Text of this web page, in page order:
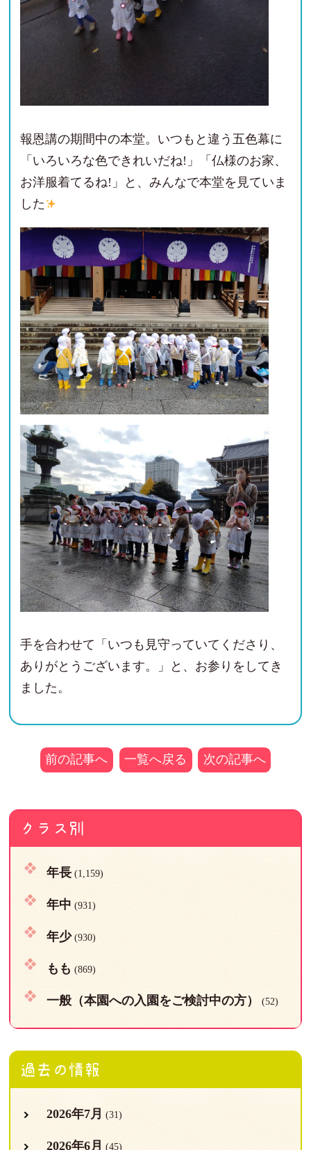
報恩講の期間中の本堂。いつもと違う五色幕に
「いろいろな色できれいだね!」「仏様のお家、
お洋服着てるね!」と、みんなで本堂を見ていま
した
手を合わせて「いつも見守っていてくださり、
ありがとうございます。」と、お参りをしてき
ました。
前の記事へ 一覧へ戻る 次の記事へ
クラス別
年長(1,159)
年中 (931)
年少(930)
もも (869)
一般（本園への入園をご検討中の方） (52)
過去の情報
2026年7月 (31)
2026年6月 (45)